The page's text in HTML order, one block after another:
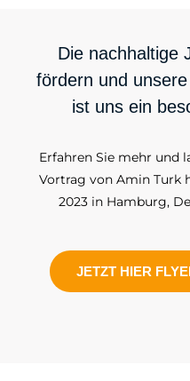
Die nachhaltige
fördern und
ist uns ein
Erfahren Sie mehr und
Vortrag von Amin Turk
2023 in Hamburg,
JETZT HIER